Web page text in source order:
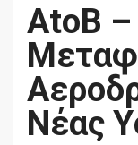
AtoB –
Νέας